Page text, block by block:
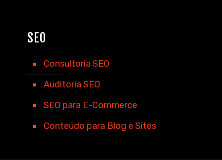
SEO
Consultoria SEO
Auditoria SEO
SEO para E-Commerce
Conteúdo para Blog e Sites